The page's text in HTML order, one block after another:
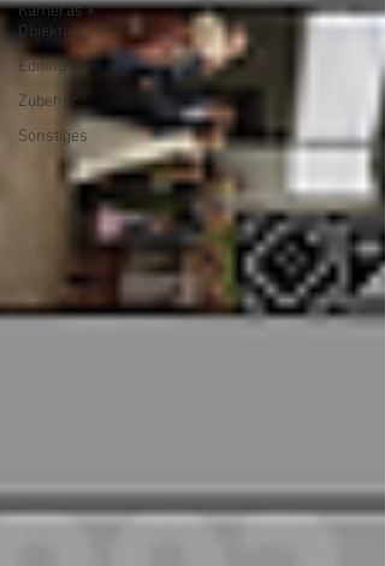
Kameras +
Objektive
Editing
Zubehör
Sonstiges